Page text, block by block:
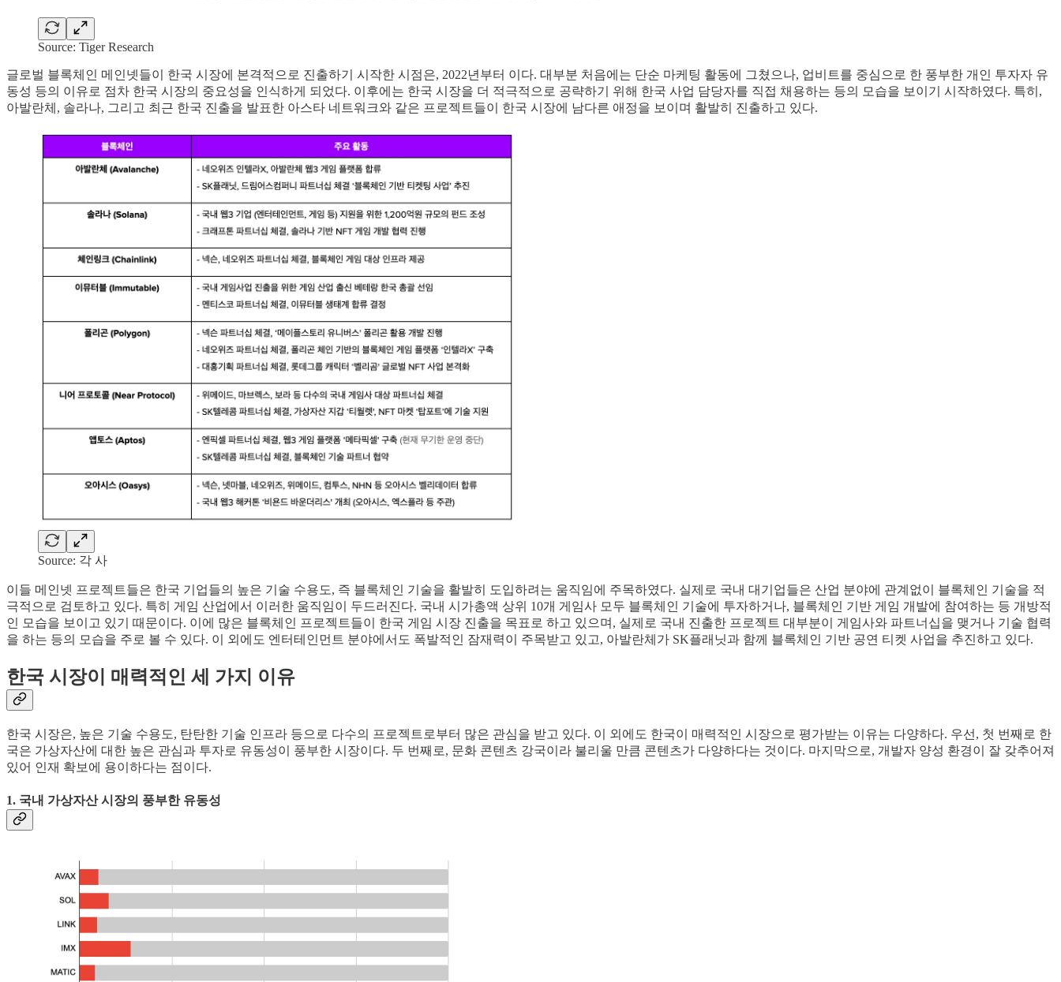
Source: Tiger Research
글로벌 블록체인 메인넷들이 한국 시장에 본격적으로 진출하기 시작한 시점은, 2022년부터 이다. 대부분 처음에는 단순 마케팅 활동에 그쳤으나, 업비트를 중심으로 한 풍부한 개인 투자자 유
동성 등의 이유로 점차 한국 시장의 중요성을 인식하게 되었다. 이후에는 한국 시장을 더 적극적으로 공략하기 위해 한국 사업 담당자를 직접 채용하는 등의 모습을 보이기 시작하였다. 특히,
아발란체, 솔라나, 그리고 최근 한국 진출을 발표한 아스타 네트워크와 같은 프로젝트들이 한국 시장에 남다른 애정을 보이며 활발히 진출하고 있다.
Source: 각 사
이들 메인넷 프로젝트들은 한국 기업들의 높은 기술 수용도, 즉 블록체인 기술을 활발히 도입하려는 움직임에 주목하였다. 실제로 국내 대기업들은 산업 분야에 관계없이 블록체인 기술을 적
극적으로 검토하고 있다. 특히 게임 산업에서 이러한 움직임이 두드러진다. 국내 시가총액 상위 10개 게임사 모두 블록체인 기술에 투자하거나, 블록체인 기반 게임 개발에 참여하는 등 개방적
인 모습을 보이고 있기 때문이다. 이에 많은 블록체인 프로젝트들이 한국 게임 시장 진출을 목표로 하고 있으며, 실제로 국내 진출한 프로젝트 대부분이 게임사와 파트너십을 맺거나 기술 협력
을 하는 등의 모습을 주로 볼 수 있다. 이 외에도 엔터테인먼트 분야에서도 폭발적인 잠재력이 주목받고 있고, 아발란체가 SK플래닛과 함께 블록체인 기반 공연 티켓 사업을 추진하고 있다.
한국 시장이 매력적인 세 가지 이유
한국 시장은, 높은 기술 수용도, 탄탄한 기술 인프라 등으로 다수의 프로젝트로부터 많은 관심을 받고 있다. 이 외에도 한국이 매력적인 시장으로 평가받는 이유는 다양하다. 우선, 첫 번째로 한
국은 가상자산에 대한 높은 관심과 투자로 유동성이 풍부한 시장이다. 두 번째로, 문화 콘텐츠 강국이라 불리울 만큼 콘텐츠가 다양하다는 것이다. 마지막으로, 개발자 양성 환경이 잘 갖추어져
있어 인재 확보에 용이하다는 점이다.
1. 국내 가상자산 시장의 풍부한 유동성